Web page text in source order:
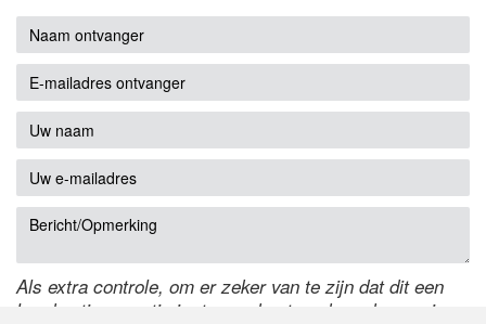
Als extra controle, om er zeker van te zijn dat dit een
handmatige reactie is, typ onderstaande code over in